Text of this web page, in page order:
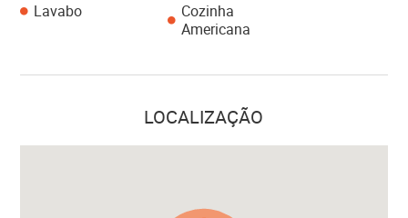
Lavabo
Cozinha
Americana
LOCALIZAÇÃO